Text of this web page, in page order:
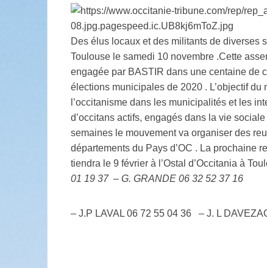
Des élus locaux et des militants de diverses
Toulouse le samedi 10 novembre .Cette
engagée par BASTIR dans une centaine de
élections municipales de 2020 . L’objectif
l’occitanisme dans les municipalités et les
d’occitans actifs, engagés dans la vie
semaines le mouvement va organiser des
départements du Pays d’OC . La prochaine
tiendra le 9 février à l’Ostal d’Occitania à
01 19 37 – G. GRANDE 06 32 52 37 16
– J.P LAVAL 06 72 55 04 36 – J. L